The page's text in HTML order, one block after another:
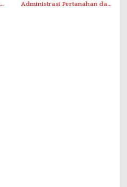
Administrasi Pertanahan dan